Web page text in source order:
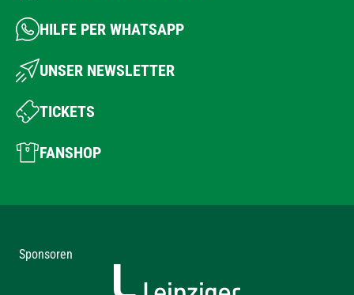
HILFE PER WHATSAPP
UNSER NEWSLETTER
TICKETS
FANSHOP
Sponsoren